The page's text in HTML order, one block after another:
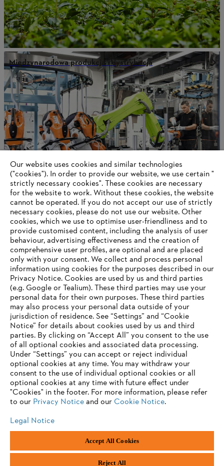
Międzynarodowa produkcja i dystrybucja
Innowacje i praca globalna
Information for suppliers
Products
Contact
Career
Whistleblower system
Cookie Information
General Terms and Conditions
ANDREAS STIHL AG & Co. KG ©2023
Our website uses cookies and similar technologies
("cookies"). In order to provide our website, we use certain "
strictly necessary cookies". These cookies are necessary
for the website to work. Without these cookies, the website
‎cannot be operated.‎ If you do not accept our use of strictly
necessary cookies, please do not use our website. ‎Other
cookies, which we use to optimise user-friendliness and to
provide customised content, including the analysis of user
behaviour, advertising effectiveness and the creation of
comprehensive user profiles, are optional and are placed
only with your consent. We collect and process personal
information using cookies for the purposes described in our
Privacy Notice. Cookies are used by us and third parties
(e.g. Google or Tealium). These third parties may use your
personal data for their own purposes. These third parties
may also process your personal data outside of your
jurisdiction of residence. See “Settings” and “Cookie
Notice” for details about cookies used by us and third
parties. By clicking on “Accept All” you consent to the use
of all optional cookies and associated data processing.
Under “Settings” you can accept or reject individual
optional cookies at any time. You may withdraw your
consent to the use of individual optional cookies or all
optional cookies at any time with future effect under
"Cookies" in the footer. For more information, please refer
to our Privacy Noticeand our Cookie Notice.
Legal Notice
Accept All Cookies
Reject All